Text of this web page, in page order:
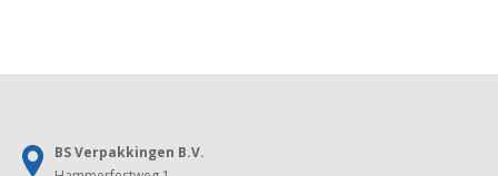
BS Verpakkingen B.V.